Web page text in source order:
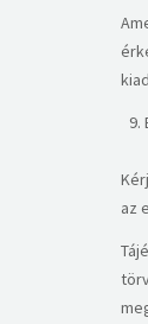
az